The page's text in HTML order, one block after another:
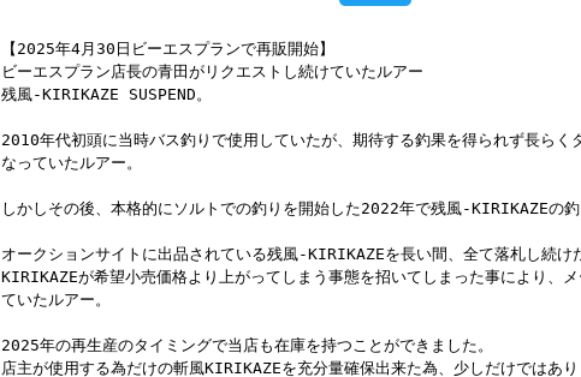
【2025年4月30日ビーエスプランで再販開始】
ビーエスプラン店長の青田がリクエストし続けていたルアー
残風-KIRIKAZE SUSPEND。
2010年代初頭に当時バス釣りで使用していたが、期待する釣果を得られず長らく
なっていたルアー。
しかしその後、本格的にソルトでの釣りを開始した2022年で残風-KIRIKAZEの釣
オークションサイトに出品されている残風-KIRIKAZEを長い間、全て落札し続け
KIRIKAZEが希望小売価格より上がってしまう事態を招いてしまった事により、
ていたルアー。
2025年の再生産のタイミングで当店も在庫を持つことができました。
店主が使用する為だけの斬風KIRIKAZEを充分量確保出来た為、少しだけではあ